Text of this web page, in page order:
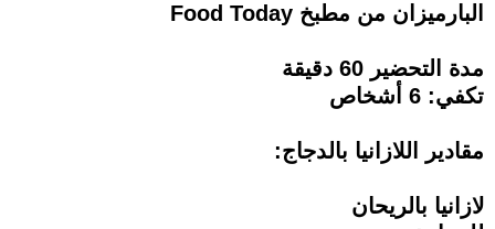
البارميزان من مطبخ Food Today
مدة التحضير 60 دقيقة
تكفي: 6 أشخاص
مقادير اللازانيا بالدجاج:
لازانيا بالريحان